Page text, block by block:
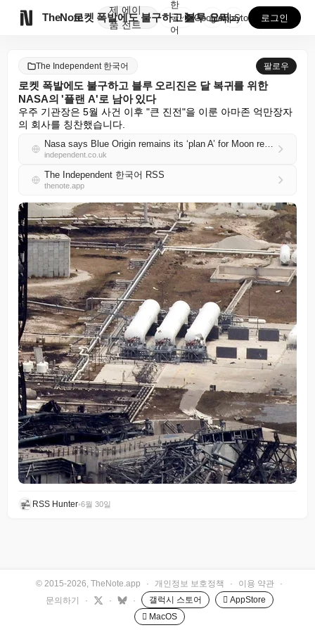
TheNote
제
품
에이
전트
로켓 폭발에도 불구하고 블루 오리진은 달 복귀를 위한 ...
한
국
어
GooglePlay
AppStore 로그인
The Independent 한국어 팔로우
로켓 폭발에도 불구하고 블루 오리진은 달 복귀를 위한
NASA의 '플랜 A'로 남아 있다
우주 기관장은 5월 사건 이후 "큰 진전"을 이룬 아마존 억만장자
의 회사를 칭찬했습니다.
Nasa says Blue Origin remains its ‘plan A’ for Moon return despite rocket explosion
independent.co.uk
The Independent 한국어 RSS
thenote.app
RSS Hunter•6월 30일
© 2015-2026, TheNote.app · 개인정보 보호정책 · 이용 약관
·
문의하기
· · · 갤럭시 스토어
 AppStore
 MacOS